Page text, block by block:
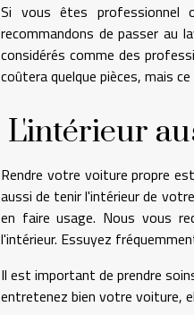
Si vous êtes
recommandons de passer au
considérés comme des
coûtera quelque pièces, mais
L'intérieur
Rendre votre voiture propre
aussi de tenir l'intérieur de
en faire usage. Nous vous
l'intérieur. Essuyez
Il est important de prendre
entretenez bien votre voiture,